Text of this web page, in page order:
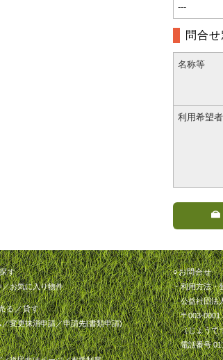
---
問合せ
名称等
利用希望
す
／お気に入り物件
る／貸す
／変更抹消申請／申請先(書類申請)
○お問合せ
・利用方法・
公益社団法
〒003-0001
（じょうて
電話番号